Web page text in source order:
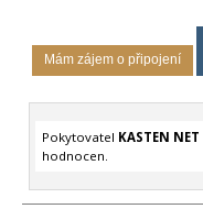
Mám zájem o připojení
Pokytovatel KASTEN NET
hodnocen.